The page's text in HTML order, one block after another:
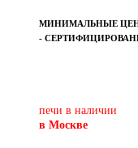
МИНИМАЛЬНЫЕ
-
печи в наличии
в Москве